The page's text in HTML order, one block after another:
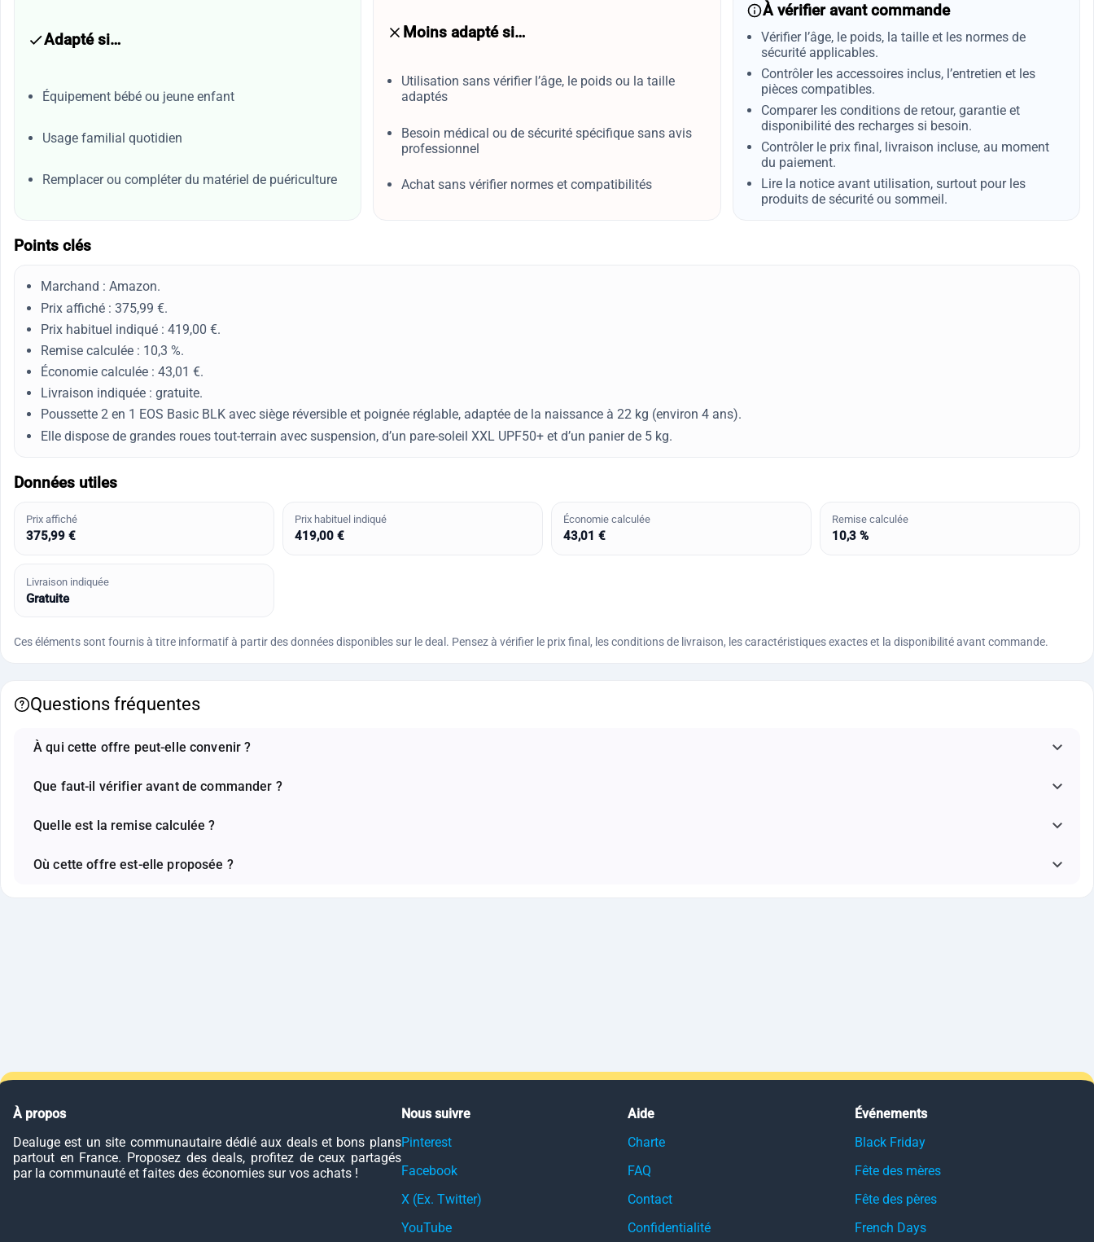
Adapté si…
Équipement bébé ou jeune enfant
Usage familial quotidien
Remplacer ou compléter du matériel de puériculture
Moins adapté si…
Utilisation sans vérifier l’âge, le poids ou la taille
adaptés
Besoin médical ou de sécurité spécifique sans avis
professionnel
Achat sans vérifier normes et compatibilités
À vérifier avant commande
Vérifier l’âge, le poids, la taille et les normes de
sécurité applicables.
Contrôler les accessoires inclus, l’entretien et les
pièces compatibles.
Comparer les conditions de retour, garantie et
disponibilité des recharges si besoin.
Contrôler le prix final, livraison incluse, au moment
du paiement.
Lire la notice avant utilisation, surtout pour les
produits de sécurité ou sommeil.
Points clés
Marchand : Amazon.
Prix affiché : 375,99 €.
Prix habituel indiqué : 419,00 €.
Remise calculée : 10,3 %.
Économie calculée : 43,01 €.
Livraison indiquée : gratuite.
Poussette 2 en 1 EOS Basic BLK avec siège réversible et poignée réglable, adaptée de la naissance à 22 kg (environ 4 ans).
Elle dispose de grandes roues tout-terrain avec suspension, d’un pare-soleil XXL UPF50+ et d’un panier de 5 kg.
Données utiles
Prix affiché
375,99 €
Prix habituel indiqué
419,00 €
Économie calculée
43,01 €
Remise calculée
10,3 %
Livraison indiquée
Gratuite
Ces éléments sont fournis à titre informatif à partir des données disponibles sur le deal. Pensez à vérifier le prix final, les conditions de livraison, les caractéristiques exactes et la disponibilité avant commande.
Questions fréquentes
À qui cette offre peut-elle convenir ?
Que faut-il vérifier avant de commander ?
Quelle est la remise calculée ?
Où cette offre est-elle proposée ?
À propos
Dealuge est un site communautaire dédié aux deals et bons plans
partout en France. Proposez des deals, profitez de ceux partagés
par la communauté et faites des économies sur vos achats !
Nous suivre
Pinterest
Facebook
X (Ex. Twitter)
YouTube
Aide
Charte
FAQ
Contact
Confidentialité
Événements
Black Friday
Fête des mères
Fête des pères
French Days